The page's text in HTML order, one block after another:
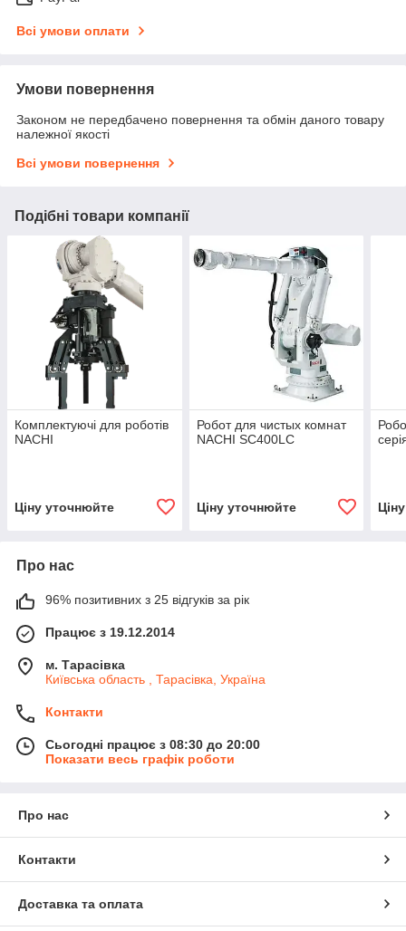
Всі умови оплати
Умови повернення
Законом не передбачено повернення та обмін даного товару
належної якості
Всі умови повернення
Подібні товари компанії
Комплектуючі для роботів
NACHI
Ціну уточнюйте
Робот для чистых комнат
NACHI SC400LC
Ціну уточнюйте
Про нас
96% позитивних з 25 відгуків за рік
Працює з 19.12.2014
м. Тарасівка
Київська область , Тарасівка, Україна
Контакти
Сьогодні працює з 08:30 до 20:00
Показати весь графік роботи
Про нас
Контакти
Доставка та оплата